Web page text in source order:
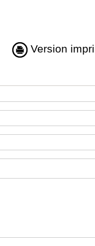
Version